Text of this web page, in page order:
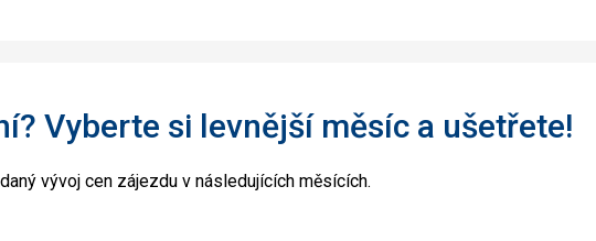
Vyberte si levnější měsíc a ušetřete!
vývoj cen zájezdu v následujících měsících.